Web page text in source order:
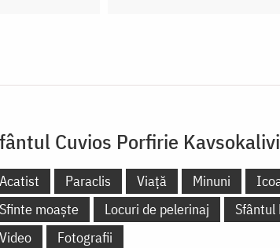
Cuvios Porfirie
Acatist Paraclis Viață Minuni
Sfinte moaște
Locuri de pelerinaj
Sfântul
Video
Fotografii